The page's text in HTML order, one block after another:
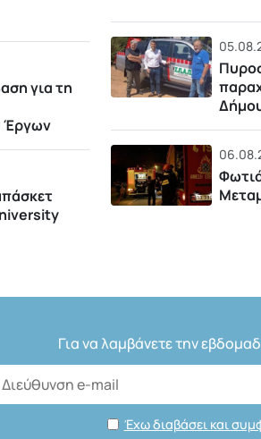
για τη
Έργων
Για να λαμβάνετε την
Έχω διαβάσει και